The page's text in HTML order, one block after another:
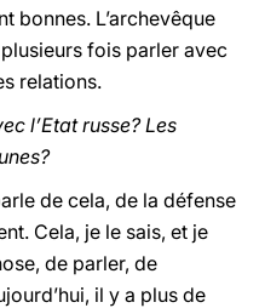
bonnes. L’archevêque
fois parler avec
relations.
l’Etat russe? Les
de cela, de la défense
Cela, je le sais, et je
de parler, de
il y a plus de